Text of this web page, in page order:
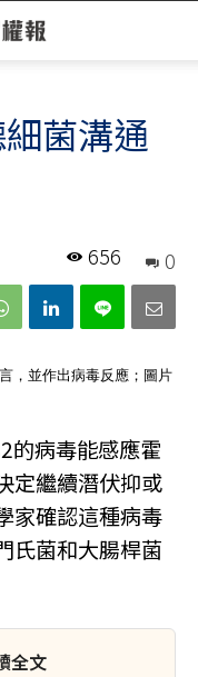
菌溝通
0
656
，並作出病毒反應；圖片
的病毒能感應霍
定繼續潛伏抑或
家確認這種病毒
氏菌和大腸桿菌
全文